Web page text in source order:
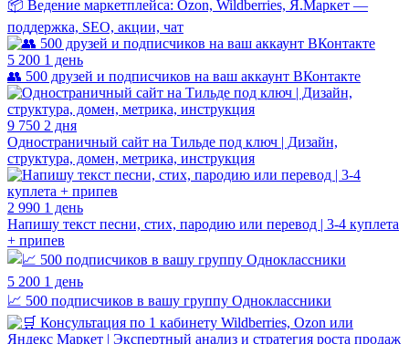
📦 Ведение маркетплейса: Ozon, Wildberries, Я.Маркет —
поддержка, SEO, акции, чат
5 200 1 день
👥 500 друзей и подписчиков на ваш аккаунт ВКонтакте
9 750 2 дня
Одностраничный сайт на Тильде под ключ | Дизайн,
структура, домен, метрика, инструкция
2 990 1 день
Напишу текст песни, стих, пародию или перевод | 3-4 куплета
+ припев
5 200 1 день
📈 500 подписчиков в вашу группу Одноклассники